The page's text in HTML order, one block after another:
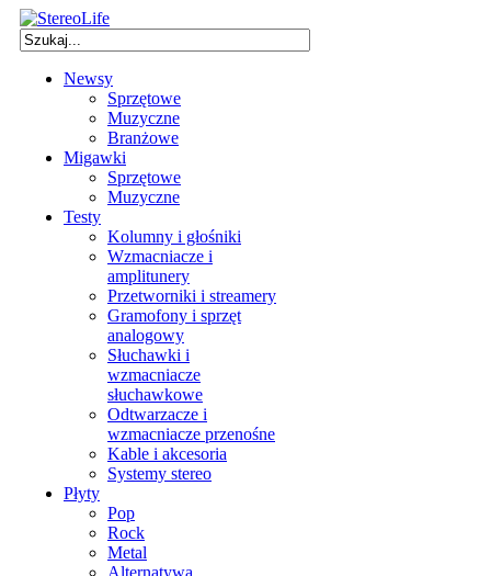
Newsy
Sprzętowe
Muzyczne
Branżowe
Migawki
Sprzętowe
Muzyczne
Testy
Kolumny i głośniki
Wzmacniacze i
amplitunery
Przetworniki i streamery
Gramofony i sprzęt
analogowy
Słuchawki i
wzmacniacze
słuchawkowe
Odtwarzacze i
wzmacniacze przenośne
Kable i akcesoria
Systemy stereo
Płyty
Pop
Rock
Metal
Alternatywa